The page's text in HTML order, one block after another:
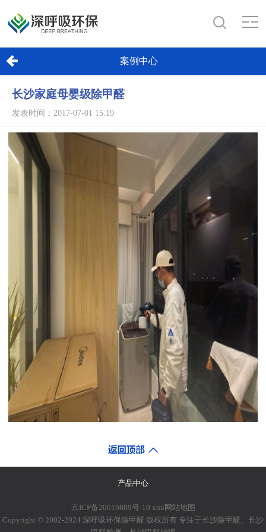
案例中心
长沙家庭母婴级除甲醛
发表时间：2017-07-01 15:19
产品中心
京ICP备20019809号-10 xml网站地图
Copyright © 2002-2024 深呼吸环保除甲醛 版权所有 专注于长沙除甲醛、长沙